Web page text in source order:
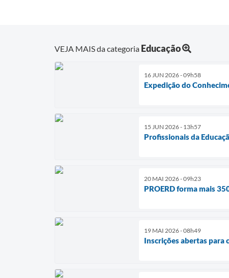
VEJA MAIS da categoria Educação
16 JUN 2026 - 09h58
Expedição do
15 JUN 2026 - 13h57
Profissionais da
20 MAI 2026 - 09h23
PROERD forma mais
19 MAI 2026 - 08h49
Inscrições abertas